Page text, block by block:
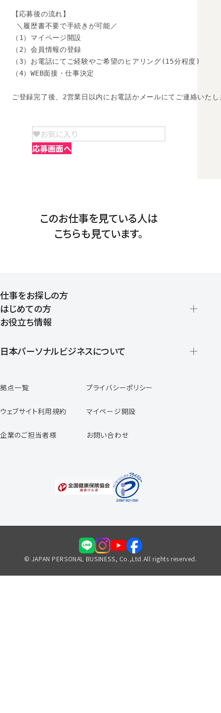
【応募後の流れ】
＼履歴書不要で手続きが可能／
（1）マイページ開設
（2）会員情報の登録
（3）お電話にてご経験やご希望のヒアリング(15分程度)
（4）WEB面接・仕事決定
ご登録完了後、2営業日以内にお電話かメールにてご連絡いたし
お気に入り
応募画面へ
このお仕事を見ている人は
こちらも見ています。
仕事をお探しの方
はじめての方
登録から就業開始までの流れ
お役立ち情報
日本パーソナルビジネスについて
スタッフの声
専任コンサルタントの声
福利厚生のご案内
拠点一覧 プライバシーポリシー
ウェブサイト利用規約 マイページ開設
企業のご担当者様 お問い合わせ
© JAPAN PERSONAL BUSINESS, Co.,Ltd.All rights reserved.